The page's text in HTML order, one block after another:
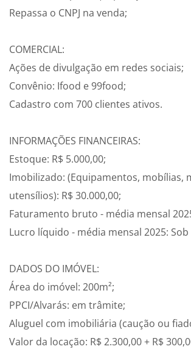
Repassa o CNPJ na venda;
COMERCIAL:
Ações de divulgação em redes sociais;
Convênio: Ifood e 99food;
Cadastro com 700 clientes ativos.
INFORMAÇÕES FINANCEIRAS:
Estoque: R$ 5.000,00;
Imobilizado: (Equipamentos, mobílias,
utensílios): R$ 30.000,00;
Faturamento bruto - média mensal
Lucro líquido - média mensal 2025:
DADOS DO IMÓVEL:
Área do imóvel: 200m²;
PPCI/Alvarás: em trâmite;
Aluguel com imobiliária (caução ou
Valor da locação: R$ 2.300,00 + R$